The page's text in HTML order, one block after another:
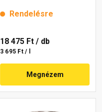
Rendelésre
18 475 Ft / db
3 695 Ft / l
Megnézem